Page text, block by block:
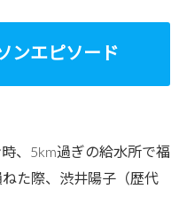
ンエピソード
、5km過ぎの給水所で福
た際、渋井陽子（歴代